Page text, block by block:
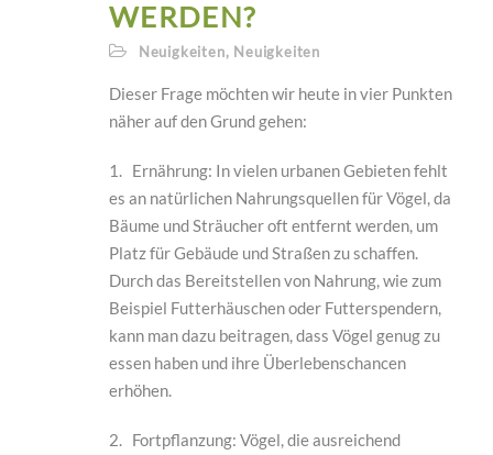
WERDEN?
Neuigkeiten, Neuigkeiten
Dieser Frage möchten wir heute in vier Punkten
näher auf den Grund gehen:
1. Ernährung: In vielen urbanen Gebieten fehlt
es an natürlichen Nahrungsquellen für Vögel, da
Bäume und Sträucher oft entfernt werden, um
Platz für Gebäude und Straßen zu schaffen.
Durch das Bereitstellen von Nahrung, wie zum
Beispiel Futterhäuschen oder Futterspendern,
kann man dazu beitragen, dass Vögel genug zu
essen haben und ihre Überlebenschancen
erhöhen.
2. Fortpflanzung: Vögel, die ausreichend